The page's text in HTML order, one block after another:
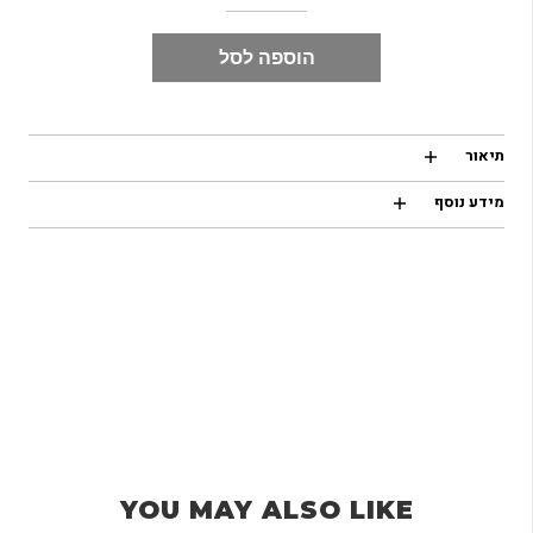
הוספה לסל
תיאור
מידע נוסף
YOU MAY ALSO LIKE